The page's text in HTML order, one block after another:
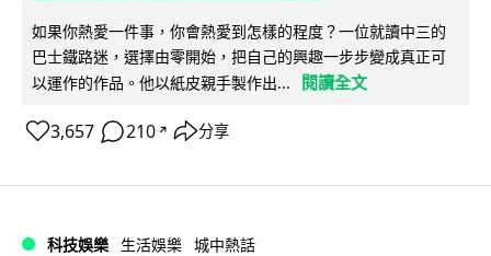
如果你熱愛一件事，你會熱愛到怎樣的程度？一位就讀中三的
巴士鐵路迷，選擇由零開始，把自己的興趣一步步變成真正可
以運作的作品。他以紙皮親手製作出...
閱讀全文
3,657 210 ↗ 分享
科技娛樂 生活娛樂 城中熱話